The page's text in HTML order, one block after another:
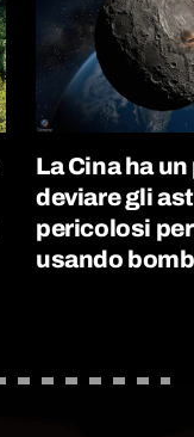
La Cina ha
deviare gli
pericolosi per
usando